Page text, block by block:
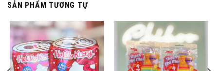
SẢN PHẨM TƯƠNG TỰ